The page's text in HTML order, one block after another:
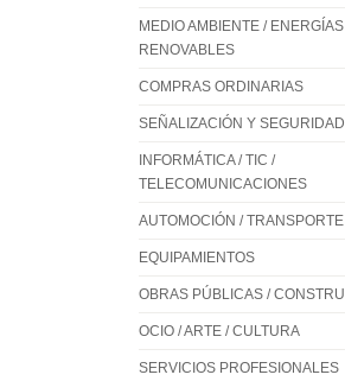
MEDIO AMBIENTE / ENERGÍAS
RENOVABLES
COMPRAS ORDINARIAS
SEÑALIZACIÓN Y SEGURIDAD
INFORMÁTICA / TIC /
TELECOMUNICACIONES
AUTOMOCIÓN /
EQUIPAMIENTOS
OBRAS PÚBLICAS /
OCIO / ARTE / CULTURA
SERVICIOS PROFESIONALES